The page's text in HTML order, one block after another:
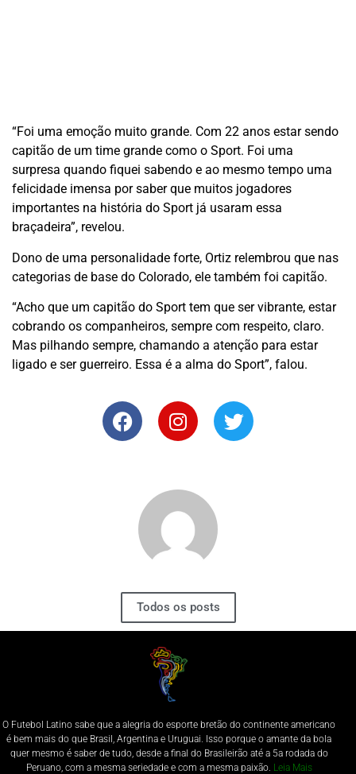
“Foi uma emoção muito grande. Com 22 anos estar sendo
capitão de um time grande como o Sport. Foi uma
surpresa quando fiquei sabendo e ao mesmo tempo uma
felicidade imensa por saber que muitos jogadores
importantes na história do Sport já usaram essa
braçadeira”, revelou.
Dono de uma personalidade forte, Ortiz relembrou que nas
categorias de base do Colorado, ele também foi capitão.
“Acho que um capitão do Sport tem que ser vibrante, estar
cobrando os companheiros, sempre com respeito, claro.
Mas pilhando sempre, chamando a atenção para estar
ligado e ser guerreiro. Essa é a alma do Sport”, falou.
Todos os posts
O Futebol Latino sabe que a alegria do esporte bretão do continente americano
é bem mais do que Brasil, Argentina e Uruguai. Isso porque o amante da bola
quer mesmo é saber de tudo, desde a final do Brasileirão até a 5a rodada do
Peruano, com a mesma seriedade e com a mesma paixão. Leia Mais